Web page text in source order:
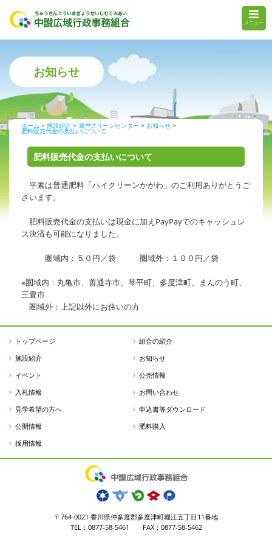
メニュー
お知らせ
ホーム 施設紹介 瀬戸グリーンセンター お知らせ
肥料販売代金の支払いについて
肥料販売代金の支払いについて
平素は普通肥料「ハイクリーンかがわ」のご利用ありがとうご
ざいます。
肥料販売代金の支払いは現金に加えPayPayでのキャッシュレ
ス決済も可能になりました。
圏域内：５０円／袋 圏域外：１００円／袋
※圏域内：丸亀市、善通寺市、琴平町、多度津町、まんのう町、
三豊市
圏域外：上記以外にお住いの方
トップページ
組合の紹介
施設紹介
お知らせ
イベント
公売情報
入札情報
お問い合わせ
見学希望の方へ
申込書等ダウンロード
公開情報
肥料購入
採用情報
〒764-0021 香川県仲多度郡多度津町堀江五丁目11番地
TEL：0877-58-5461 FAX：0877-58-5462